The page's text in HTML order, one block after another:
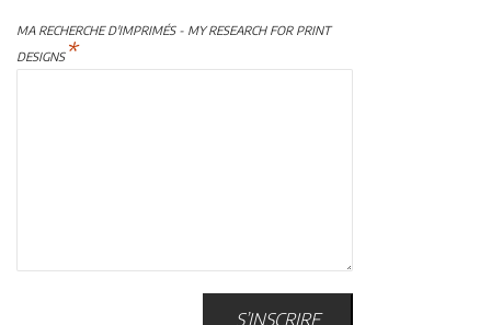
MA RECHERCHE D'IMPRIMÉS - MY RESEARCH FOR PRINT
DESIGNS*